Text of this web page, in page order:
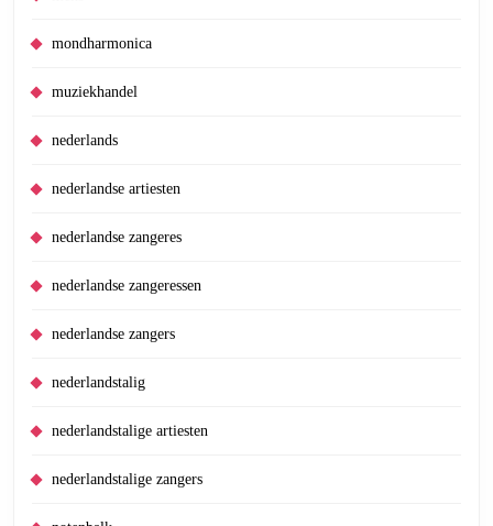
mondharmonica
muziekhandel
nederlands
nederlandse artiesten
nederlandse zangeres
nederlandse zangeressen
nederlandse zangers
nederlandstalig
nederlandstalige artiesten
nederlandstalige zangers